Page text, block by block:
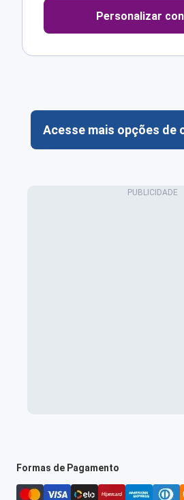
Personalizar
Acesse mais opções de
Formas de Pagamento